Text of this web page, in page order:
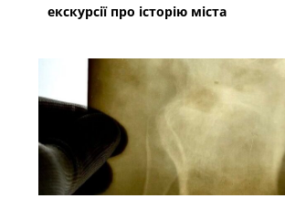
екскурсії про історію міста